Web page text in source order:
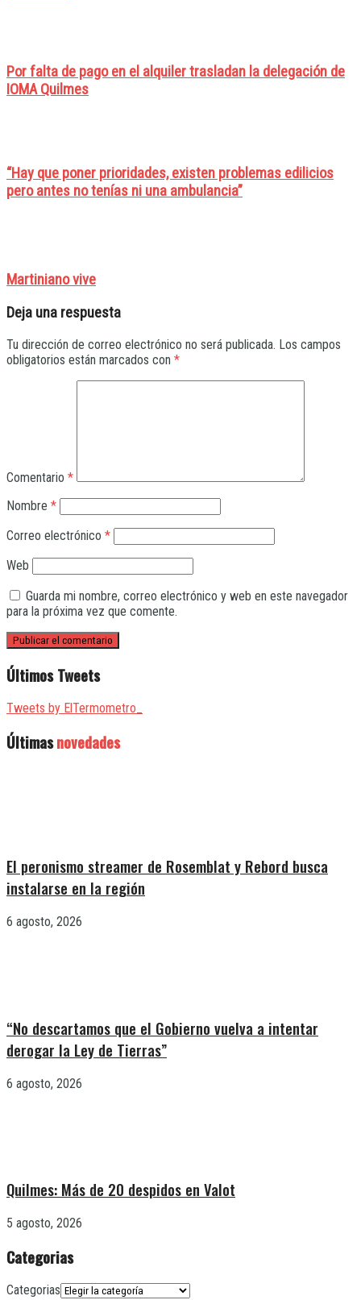
Por falta de pago en el alquiler trasladan la delegación de
IOMA Quilmes
“Hay que poner prioridades, existen problemas edilicios
pero antes no tenías ni una ambulancia”
Martiniano vive
Deja una respuesta
Tu dirección de correo electrónico no será publicada. Los campos
obligatorios están marcados con *
Comentario *
Nombre *
Correo electrónico *
Web
Guarda mi nombre, correo electrónico y web en este navegador
para la próxima vez que comente.
Últimos Tweets
Tweets by ElTermometro_
Últimasnovedades
El peronismo streamer de Rosemblat y Rebord busca
instalarse en la región
6 agosto, 2026
“No descartamos que el Gobierno vuelva a intentar
derogar la Ley de Tierras”
6 agosto, 2026
Quilmes: Más de 20 despidos en Valot
5 agosto, 2026
Categorias
Categorias